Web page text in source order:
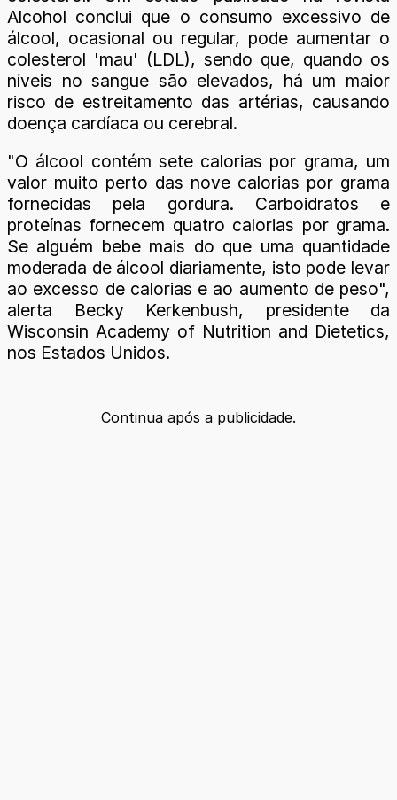
Alcohol conclui que o consumo excessivo de
álcool, ocasional ou regular, pode aumentar o
colesterol 'mau' (LDL), sendo que, quando os
níveis no sangue são elevados, há um maior
risco de estreitamento das artérias, causando
doença cardíaca ou cerebral.
"O álcool contém sete calorias por grama, um
valor muito perto das nove calorias por grama
fornecidas pela gordura. Carboidratos e
proteínas fornecem quatro calorias por grama.
Se alguém bebe mais do que uma quantidade
moderada de álcool diariamente, isto pode levar
ao excesso de calorias e ao aumento de peso",
alerta Becky Kerkenbush, presidente da
Wisconsin Academy of Nutrition and Dietetics,
nos Estados Unidos.
Continua após a publicidade.